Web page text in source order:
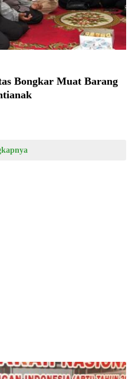
Bongkar Muat Barang